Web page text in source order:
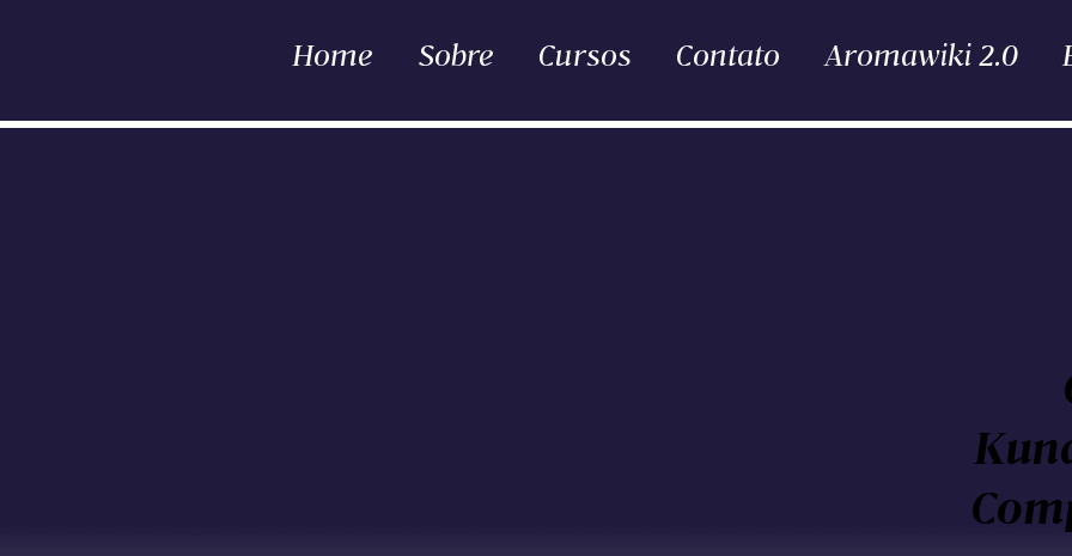
Home Sobre Cursos Contato Aromawiki 2.0